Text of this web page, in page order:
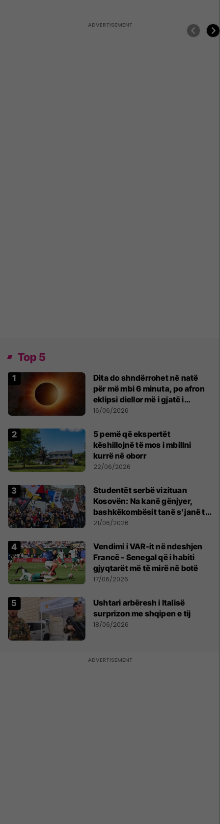
Top 5
Dita do shndërrohet në natë
për më mbi 6 minuta, po afron
eklipsi diellor më i gjatë i
shekullit të 21-të
16/06/2026
5 pemë që ekspertët
këshillojnë të mos i mbillni
kurrë në oborr
22/06/2026
Studentët serbë vizituan
Kosovën: Na kanë gënjyer,
bashkëkombësit tanë s’janë të
shtypur
21/06/2026
Vendimi i VAR-it në ndeshjen
Francë - Senegal që i habiti
gjyqtarët më të mirë në botë
17/06/2026
Ushtari arbëresh i Italisë
surprizon me shqipen e tij
18/06/2026